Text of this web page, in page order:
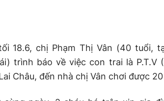
18.6, chị Phạm Thị Vân (40 tuổi,
trình báo về việc con trai là P.T.V
Châu, đến nhà chị Vân chơi được